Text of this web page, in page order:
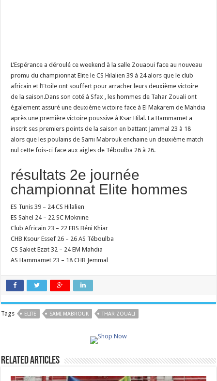
L’Espérance a déroulé ce weekend à la salle Zouaoui face au nouveau
promu du championnat Elite le CS Hilalien 39 à 24 alors que le club
africain et l’Etoile ont souffert pour arracher leurs deuxième victoire
de la saison.Dans son coté à Sfax , les hommes de Tahar Zouali ont
également assuré une deuxième victoire face à El Makarem de Mahdia
après une première victoire poussive à Ksar Hilal. La Hammamet a
inscrit ses premiers points de la saison en battant Jammal 23 à 18
alors que les poulains de Sami Mabrouk enchaine un deuxième match
nul cette fois-ci face aux aigles de Téboulba 26 à 26.
résultats 2e journée
championnat Elite hommes
ES Tunis 39 – 24 CS Hilalien
ES Sahel 24 – 22 SC Moknine
Club Africain 23 – 22 EBS Béni Khiar
CHB Ksour Essef 26 – 26 AS Téboulba
CS Sakiet Ezzit 32 – 24 EM Mahdia
AS Hammamet 23 – 18 CHB Jemmal
Tags ELITE SAMI MABROUK THAR ZOUALI
Related Articles